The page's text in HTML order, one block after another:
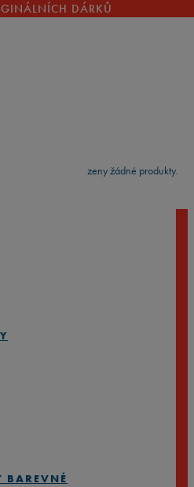
DÁRKŮ
BAREVNÉ
Nebyly nalezeny žádné produkty.